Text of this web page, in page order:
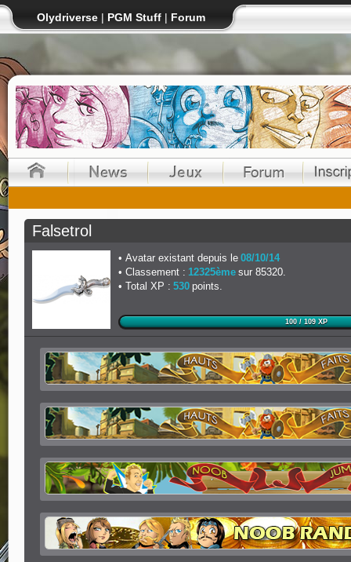
Olydriverse | PGM Stuff | Forum
Falsetrol
Avatar existant depuis le 08/10/14
Classement : 12325ème sur 85320.
Total XP : 530 points.
100 / 109 XP